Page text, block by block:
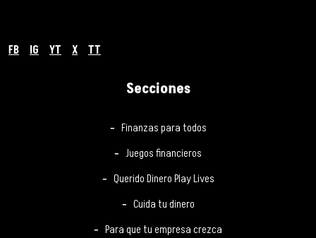
FB IG YT X TT
Secciones
Finanzas para todos
Juegos financieros
Querido Dinero Play Lives
Cuida tu dinero
Para que tu empresa crezca